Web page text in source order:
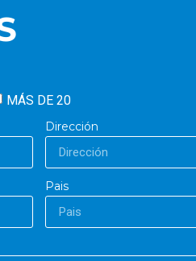
MÁS DE 20
Dirección
Pais